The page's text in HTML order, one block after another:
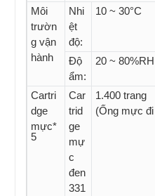
Môi
trườn
g vận
hành
Nhi
ệt
độ:
10 ~ 30°C
Độ
ẩm:
20 ~
Cartri
dge
mực*
5
Car
trid
ge
mự
c
đen
331
1.400 trang
(Ống mực